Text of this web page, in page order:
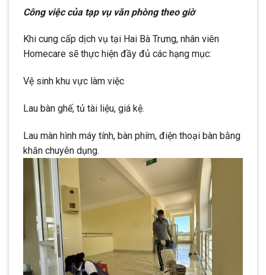
Công việc của tạp vụ văn phòng theo giờ
Khi cung cấp dịch vụ tại Hai Bà Trưng, nhân viên
Homecare sẽ thực hiện đầy đủ các hạng mục:
Vệ sinh khu vực làm việc
Lau bàn ghế, tủ tài liệu, giá kệ.
Lau màn hình máy tính, bàn phím, điện thoại bàn bằng
khăn chuyên dụng.